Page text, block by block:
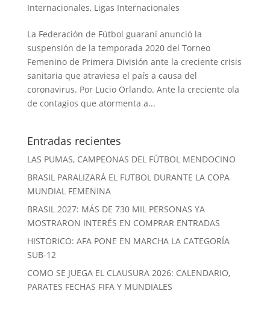
Internacionales, Ligas Internacionales
La Federación de Fútbol guaraní anunció la
suspensión de la temporada 2020 del Torneo
Femenino de Primera División ante la creciente crisis
sanitaria que atraviesa el país a causa del
coronavirus. Por Lucio Orlando. Ante la creciente ola
de contagios que atormenta a...
Entradas recientes
LAS PUMAS, CAMPEONAS DEL FÚTBOL MENDOCINO
BRASIL PARALIZARÁ EL FUTBOL DURANTE LA COPA
MUNDIAL FEMENINA
BRASIL 2027: MÁS DE 730 MIL PERSONAS YA
MOSTRARON INTERÉS EN COMPRAR ENTRADAS
HISTORICO: AFA PONE EN MARCHA LA CATEGORÍA
SUB-12
COMO SE JUEGA EL CLAUSURA 2026: CALENDARIO,
PARATES FECHAS FIFA Y MUNDIALES